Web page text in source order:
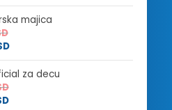
majica
za decu